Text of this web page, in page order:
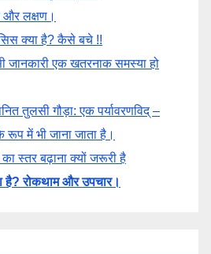
लक्षण।
क्या है? कैसे बचे !!
जानकारी एक खतरनाक समस्या हो
तुलसी गौड़ा: एक पर्यावरणविद् –
रूप में भी जाना जाता है।
स्तर बढ़ाना क्यों जरूरी है
है? रोकथाम और उपचार।